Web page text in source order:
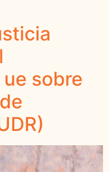
sobre